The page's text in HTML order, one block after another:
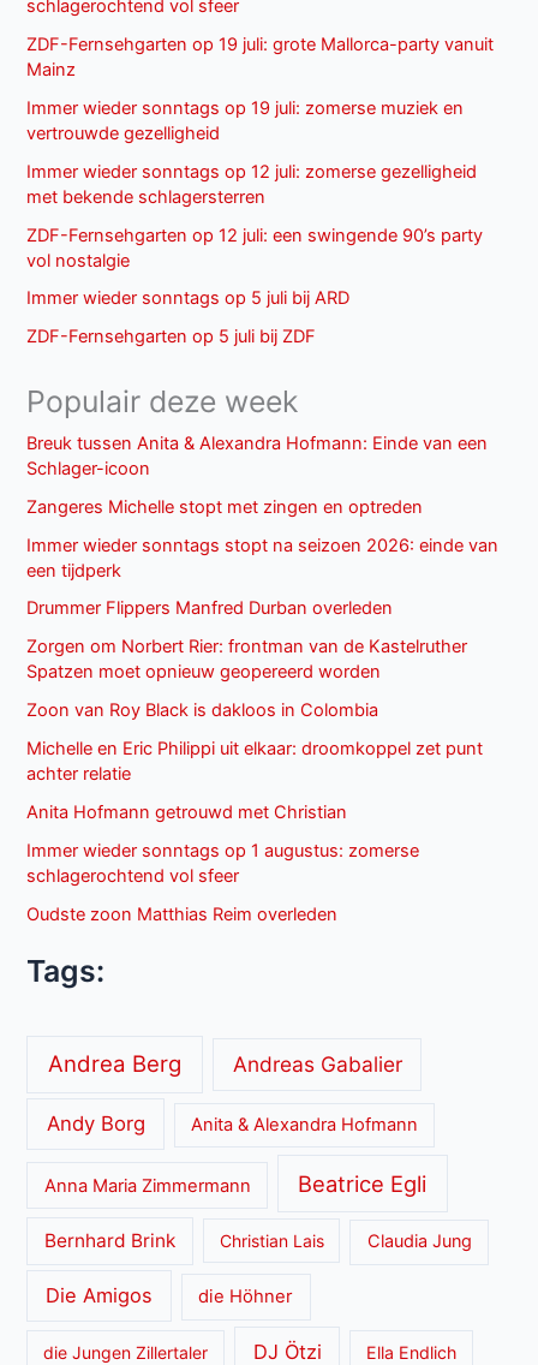
schlagerochtend vol sfeer
ZDF-Fernsehgarten op 19 juli: grote Mallorca-party vanuit
Mainz
Immer wieder sonntags op 19 juli: zomerse muziek en
vertrouwde gezelligheid
Immer wieder sonntags op 12 juli: zomerse gezelligheid
met bekende schlagersterren
ZDF-Fernsehgarten op 12 juli: een swingende 90’s party
vol nostalgie
Immer wieder sonntags op 5 juli bij ARD
ZDF-Fernsehgarten op 5 juli bij ZDF
Populair deze week
Breuk tussen Anita & Alexandra Hofmann: Einde van een
Schlager-icoon
Zangeres Michelle stopt met zingen en optreden
Immer wieder sonntags stopt na seizoen 2026: einde van
een tijdperk
Drummer Flippers Manfred Durban overleden
Zorgen om Norbert Rier: frontman van de Kastelruther
Spatzen moet opnieuw geopereerd worden
Zoon van Roy Black is dakloos in Colombia
Michelle en Eric Philippi uit elkaar: droomkoppel zet punt
achter relatie
Anita Hofmann getrouwd met Christian
Immer wieder sonntags op 1 augustus: zomerse
schlagerochtend vol sfeer
Oudste zoon Matthias Reim overleden
Tags:
Andrea Berg Andreas Gabalier
Andy Borg Anita & Alexandra Hofmann
Anna Maria Zimmermann Beatrice Egli
Bernhard Brink Christian Lais Claudia Jung
Die Amigos die Höhner
die Jungen Zillertaler DJ Ötzi Ella Endlich